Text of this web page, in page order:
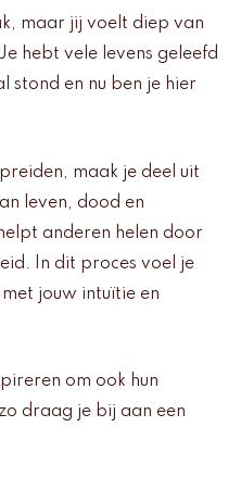
maar jij voelt diep van
hebt vele levens geleefd
en nu ben je hier
maak je deel uit
leven, dood en
anderen helen door
In dit proces voel je
jouw intuïtie en
om ook hun
draag je bij aan een